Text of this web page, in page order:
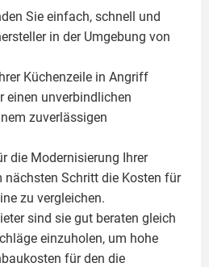
Sie einfach, schnell und
in der Umgebung von
Küchenzeile in Angriff
einen unverbindlichen
zuverlässigen
die Modernisierung Ihrer
nächsten Schritt die Kosten für
zu vergleichen.
sind sie gut beraten gleich
einzuholen, um hohe
für den die